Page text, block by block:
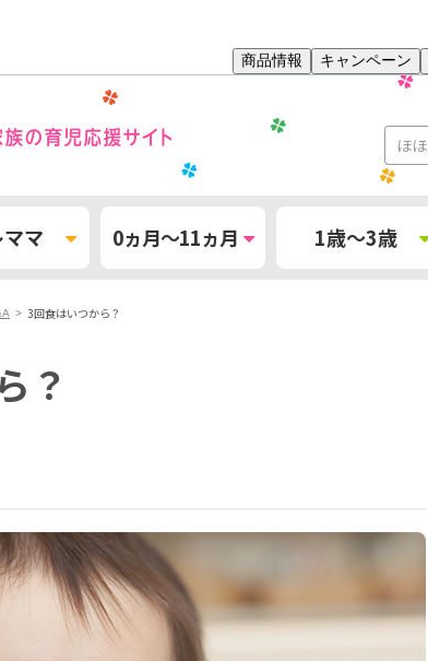
商品情報 キャンペーン
マ 0ヵ月～11ヵ月 1歳～3歳
3回食はいつから？
？